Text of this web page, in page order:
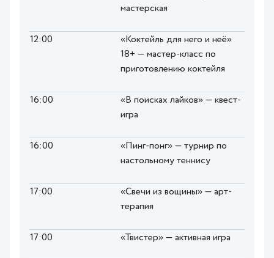
мастерская
12:00
«Коктейль для него и неё»
18+ — мастер-класс по
приготовлению коктейля
16:00
«В поисках лайков» — квест-
игра
16:00
«Пинг-понг» — турнир по
настольному теннису
17:00
«Свечи из вощины» — арт-
терапия
17:00 «Твистер» — активная игра